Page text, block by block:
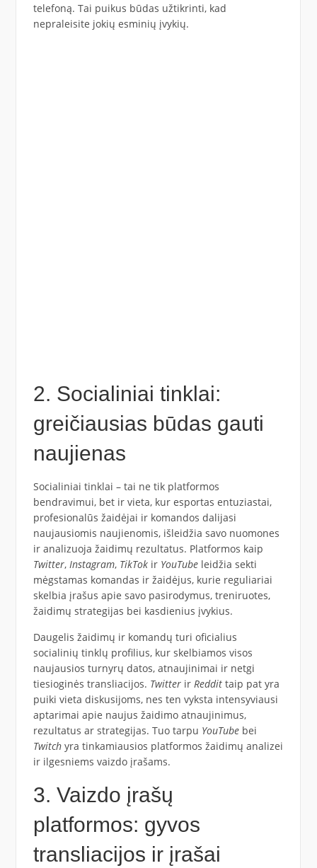
telefoną. Tai puikus būdas užtikrinti, kad
nepraleisite jokių esminių įvykių.
2. Socialiniai tinklai:
greičiausias būdas gauti
naujienas
Socialiniai tinklai – tai ne tik platformos
bendravimui, bet ir vieta, kur esportas entuziastai,
profesionalūs žaidėjai ir komandos dalijasi
naujausiomis naujienomis, išleidžia savo nuomones
ir analizuoja žaidimų rezultatus. Platformos kaip
Twitter, Instagram, TikTokir YouTubeleidžia sekti
mėgstamas komandas ir žaidėjus, kurie reguliariai
skelbia įrašus apie savo pasirodymus, treniruotes,
žaidimų strategijas bei kasdienius įvykius.
Daugelis žaidimų ir komandų turi oficialius
socialinių tinklų profilius, kur skelbiamos visos
naujausios turnyrų datos, atnaujinimai ir netgi
tiesioginės transliacijos. Twitterir Reddittaip pat yra
puiki vieta diskusijoms, nes ten vyksta intensyviausi
aptarimai apie naujus žaidimo atnaujinimus,
rezultatus ar strategijas. Tuo tarpu YouTubebei
Twitchyra tinkamiausios platformos žaidimų analizei
ir ilgesniems vaizdo įrašams.
3. Vaizdo įrašų
platformos: gyvos
transliacijos ir įrašai